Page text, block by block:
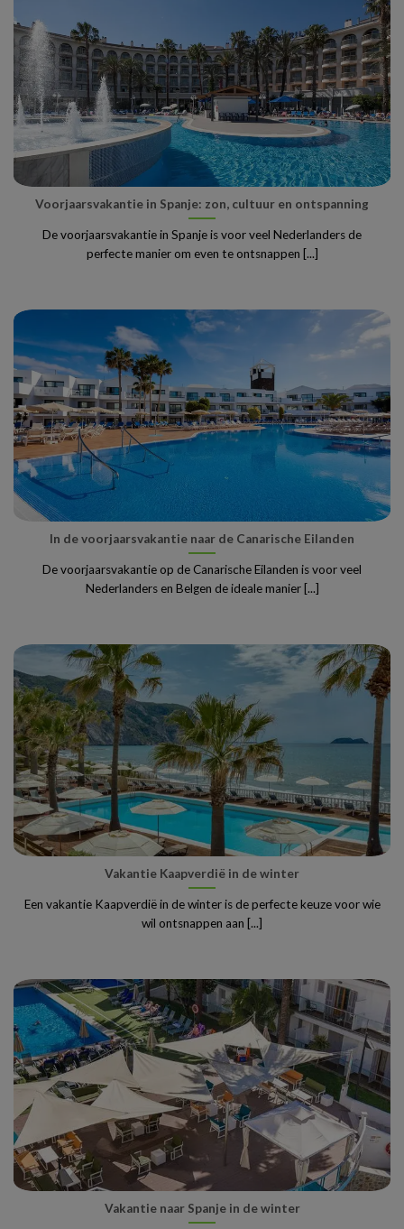
Voorjaarsvakantie in Spanje: zon, cultuur en ontspanning
De voorjaarsvakantie in Spanje is voor veel Nederlanders de
perfecte manier om even te ontsnappen [...]
In de voorjaarsvakantie naar de Canarische Eilanden
De voorjaarsvakantie op de Canarische Eilanden is voor veel
Nederlanders en Belgen de ideale manier [...]
Vakantie Kaapverdië in de winter
Een vakantie Kaapverdië in de winter is de perfecte keuze voor wie
wil ontsnappen aan [...]
Vakantie naar Spanje in de winter